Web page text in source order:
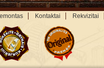
Kontaktai Rekvizitai